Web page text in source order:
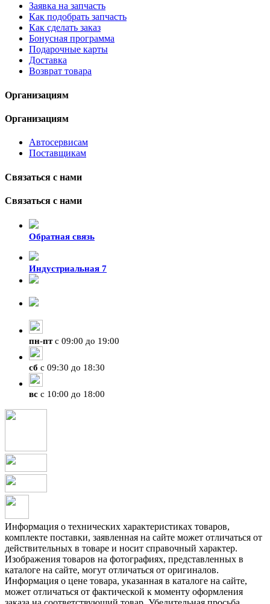
Заявка на запчасть
Как подобрать запчасть
Как сделать заказ
Бонусная программа
Подарочные карты
Доставка
Возврат товара
Организациям
Организациям
Автосервисам
Поставщикам
Связаться с нами
Связаться с нами
Обратная связь
Индустриальная 7
пн-птс 09:00 до 19:00
сб с 09:30 до 18:30
вс с 10:00 до 18:00
Информация о технических характеристиках товаров,
комплекте поставки, заявленная на сайте может отличаться от
действительных в товаре и носит справочный характер.
Изображения товаров на фотографиях, представленных в
каталоге на сайте, могут отличаться от оригиналов.
Информация о цене товара, указанная в каталоге на сайте,
может отличаться от фактической к моменту оформления